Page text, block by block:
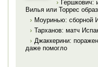
› Гершкович:
Вилья или Торрес
› Моуринью: сборной
› Тарханов: матч
› Джаккерини:
даже помогло